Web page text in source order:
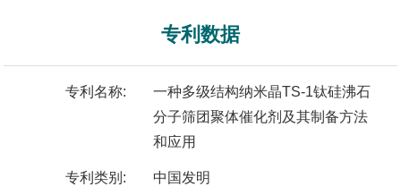
专利数据
专利名称:
一种多级结构纳米晶TS-1钛硅沸石
分子筛团聚体催化剂及其制备方法
和应用
专利类别: 中国发明